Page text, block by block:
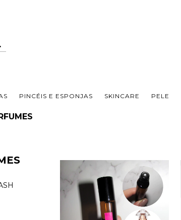
PINCÉIS E ESPONJAS SKINCARE PELE